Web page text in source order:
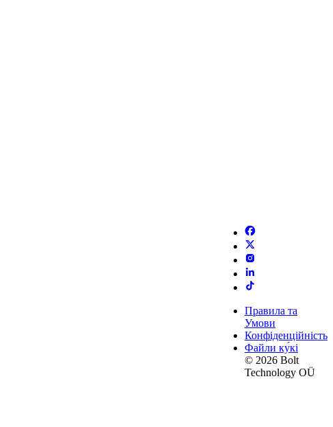
Правила та
Умови
Конфіденційність
Файли ку́кі
© 2026 Bolt
Technology OÜ